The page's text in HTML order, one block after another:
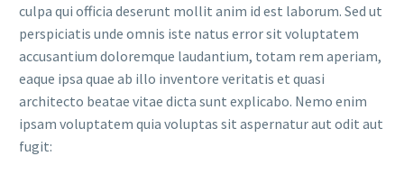
culpa qui officia deserunt mollit anim id est laborum. Sed ut
perspiciatis unde omnis iste natus error sit voluptatem
accusantium doloremque laudantium, totam rem aperiam,
eaque ipsa quae ab illo inventore veritatis et quasi
architecto beatae vitae dicta sunt explicabo. Nemo enim
ipsam voluptatem quia voluptas sit aspernatur aut odit aut
fugit: